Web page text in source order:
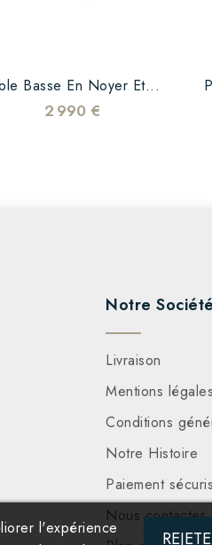
Basse En Noyer Et...
2 990 €
Notre Société
Livraison
Mentions légales
Conditions
Notre Histoire
Paiement
Nous contacter
l'expérience